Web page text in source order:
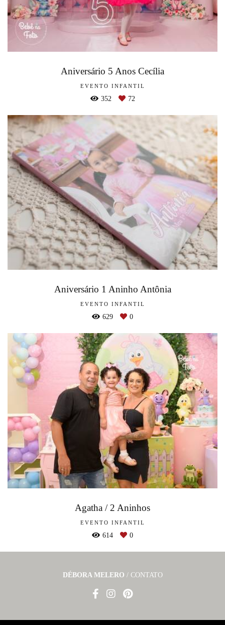
Aniversário 5 Anos Cecília
EVENTO INFANTIL
352 72
Aniversário 1 Aninho Antônia
EVENTO INFANTIL
629 0
Agatha / 2 Aninhos
EVENTO INFANTIL
614 0
DÉBORA MELERO / CONTATO